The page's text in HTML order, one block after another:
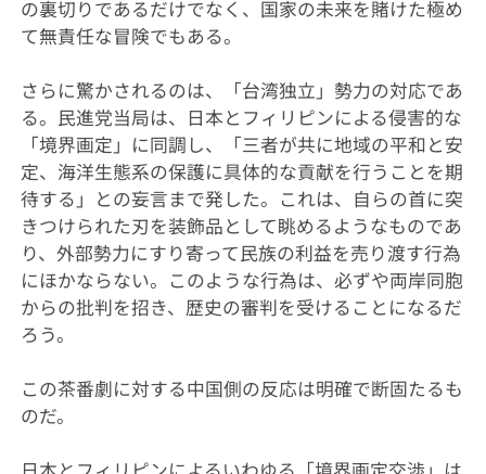
の裏切りであるだけでなく、国家の未来を賭けた極め
て無責任な冒険でもある。
さらに驚かされるのは、「台湾独立」勢力の対応であ
る。民進党当局は、日本とフィリピンによる侵害的な
「境界画定」に同調し、「三者が共に地域の平和と安
定、海洋生態系の保護に具体的な貢献を行うことを期
待する」との妄言まで発した。これは、自らの首に突
きつけられた刃を装飾品として眺めるようなものであ
り、外部勢力にすり寄って民族の利益を売り渡す行為
にほかならない。このような行為は、必ずや両岸同胞
からの批判を招き、歴史の審判を受けることになるだ
ろう。
この茶番劇に対する中国側の反応は明確で断固たるも
のだ。